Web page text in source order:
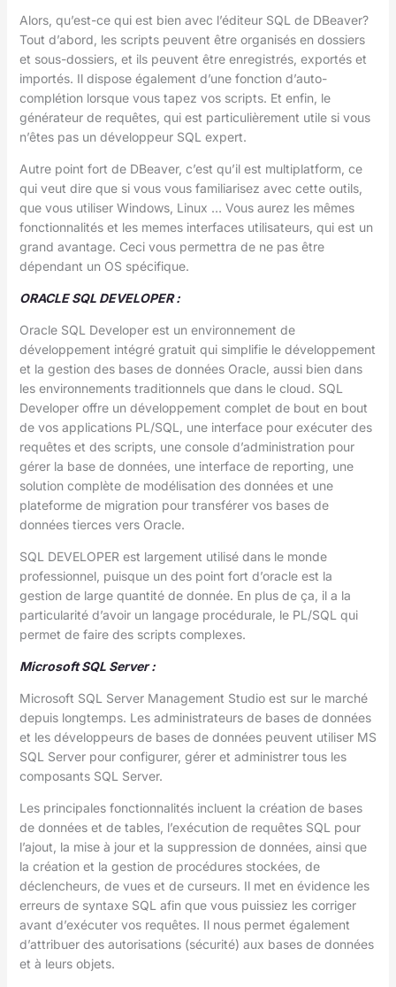
Alors, qu’est-ce qui est bien avec l’éditeur SQL de DBeaver?
Tout d’abord, les scripts peuvent être organisés en dossiers
et sous-dossiers, et ils peuvent être enregistrés, exportés et
importés. Il dispose également d’une fonction d’auto-
complétion lorsque vous tapez vos scripts. Et enfin, le
générateur de requêtes, qui est particulièrement utile si vous
n’êtes pas un développeur SQL expert.
Autre point fort de DBeaver, c’est qu’il est multiplatform, ce
qui veut dire que si vous vous familiarisez avec cette outils,
que vous utiliser Windows, Linux … Vous aurez les mêmes
fonctionnalités et les memes interfaces utilisateurs, qui est un
grand avantage. Ceci vous permettra de ne pas être
dépendant un OS spécifique.
ORACLE SQL DEVELOPER :
Oracle SQL Developer est un environnement de
développement intégré gratuit qui simplifie le développement
et la gestion des bases de données Oracle, aussi bien dans
les environnements traditionnels que dans le cloud. SQL
Developer offre un développement complet de bout en bout
de vos applications PL/SQL, une interface pour exécuter des
requêtes et des scripts, une console d’administration pour
gérer la base de données, une interface de reporting, une
solution complète de modélisation des données et une
plateforme de migration pour transférer vos bases de
données tierces vers Oracle.
SQL DEVELOPER est largement utilisé dans le monde
professionnel, puisque un des point fort d’oracle est la
gestion de large quantité de donnée. En plus de ça, il a la
particularité d’avoir un langage procédurale, le PL/SQL qui
permet de faire des scripts complexes.
Microsoft SQL Server :
Microsoft SQL Server Management Studio est sur le marché
depuis longtemps. Les administrateurs de bases de données
et les développeurs de bases de données peuvent utiliser MS
SQL Server pour configurer, gérer et administrer tous les
composants SQL Server.
Les principales fonctionnalités incluent la création de bases
de données et de tables, l’exécution de requêtes SQL pour
l’ajout, la mise à jour et la suppression de données, ainsi que
la création et la gestion de procédures stockées, de
déclencheurs, de vues et de curseurs. Il met en évidence les
erreurs de syntaxe SQL afin que vous puissiez les corriger
avant d’exécuter vos requêtes. Il nous permet également
d’attribuer des autorisations (sécurité) aux bases de données
et à leurs objets.